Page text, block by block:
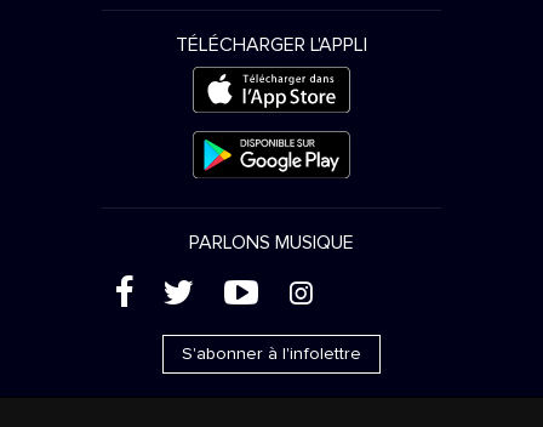
TÉLÉCHARGER L'APPLI
PARLONS MUSIQUE
( ' + &
S'abonner à l'infolettre